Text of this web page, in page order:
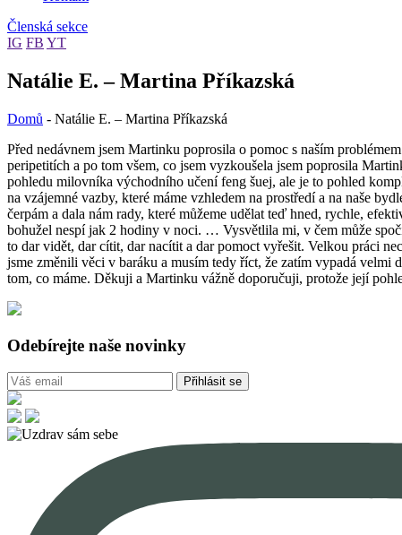
Členská sekce
IG FB YT
Natálie E. – Martina Příkazská
Domů - Natálie E. – Martina Příkazská
Před nedávnem jsem Martinku poprosila o pomoc s naším
peripetitích a po tom všem, co jsem vyzkoušela jsem poprosila
pohledu milovníka východního učení feng šuej, ale je to pohled
na vzájemné vazby, které máme vzhledem na prostředí a na naše
čerpám a dala nám rady, které můžeme udělat teď hned, rychle,
bohužel nespí jak 2 hodiny v noci. … Vysvětlila mi, v čem může
to dar vidět, dar cítit, dar nacítit a dar pomoct vyřešit. Velkou práci
jsme změnili věci v baráku a musím tedy říct, že zatím vypadá velmi
tom, co máme. Děkuji a Martinku vážně doporučuji, protože její
Odebírejte naše novinky
Přihlásit se